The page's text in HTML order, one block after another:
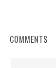
COMMENTS